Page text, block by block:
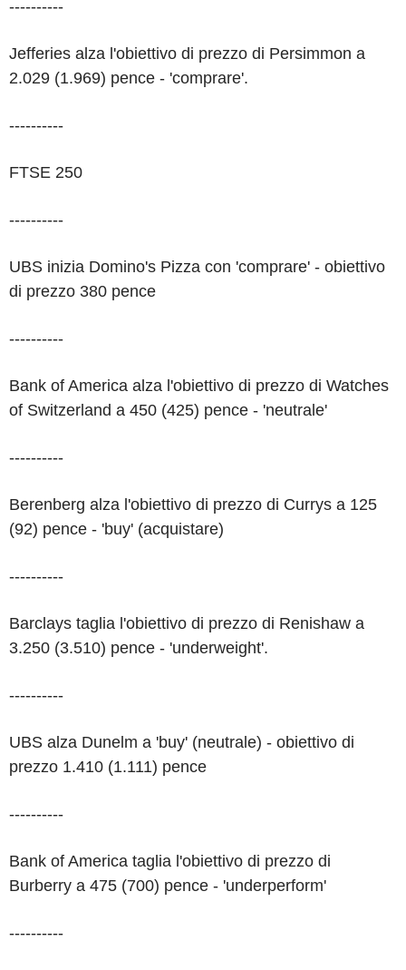
----------
Jefferies alza l'obiettivo di prezzo di Persimmon a
2.029 (1.969) pence - 'comprare'.
----------
FTSE 250
----------
UBS inizia Domino's Pizza con 'comprare' - obiettivo
di prezzo 380 pence
----------
Bank of America alza l'obiettivo di prezzo di Watches
of Switzerland a 450 (425) pence - 'neutrale'
----------
Berenberg alza l'obiettivo di prezzo di Currys a 125
(92) pence - 'buy' (acquistare)
----------
Barclays taglia l'obiettivo di prezzo di Renishaw a
3.250 (3.510) pence - 'underweight'.
----------
UBS alza Dunelm a 'buy' (neutrale) - obiettivo di
prezzo 1.410 (1.111) pence
----------
Bank of America taglia l'obiettivo di prezzo di
Burberry a 475 (700) pence - 'underperform'
----------